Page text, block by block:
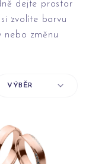
dejte prostor
zvolíte barvu
nebo změnu
VÝBĚR